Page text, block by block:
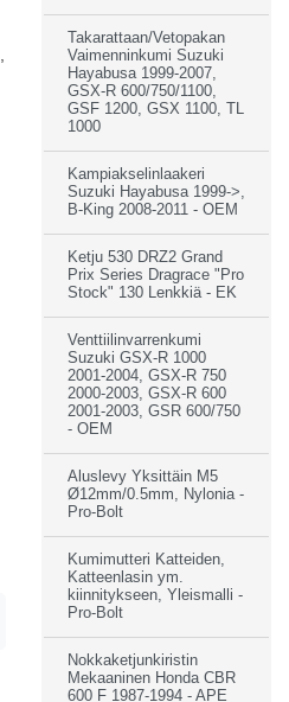
Takarattaan/Vetopakan
Vaimenninkumi Suzuki
Hayabusa 1999-2007,
GSX-R 600/750/1100,
GSF 1200, GSX 1100, TL
1000
Kampiakselinlaakeri
Suzuki Hayabusa 1999->,
B-King 2008-2011 - OEM
Ketju 530 DRZ2 Grand
Prix Series Dragrace "Pro
Stock" 130 Lenkkiä - EK
Venttiilinvarrenkumi
Suzuki GSX-R 1000
2001-2004, GSX-R 750
2000-2003, GSX-R 600
2001-2003, GSR 600/750
- OEM
Aluslevy Yksittäin M5
Ø12mm/0.5mm, Nylonia -
Pro-Bolt
Kumimutteri Katteiden,
Katteenlasin ym.
kiinnitykseen, Yleismalli -
Pro-Bolt
Nokkaketjunkiristin
Mekaaninen Honda CBR
600 F 1987-1994 - APE